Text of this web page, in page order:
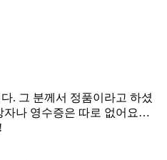
. 그 분께서 정품이라고 하셨
자나 영수증은 따로 없어요…